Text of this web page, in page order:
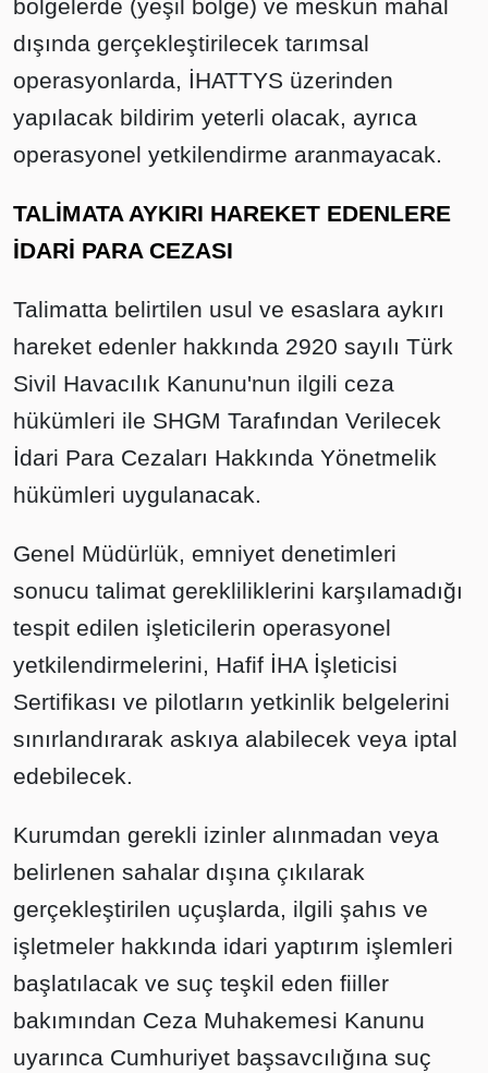
bölgelerde (yeşil bölge) ve meskun mahal
dışında gerçekleştirilecek tarımsal
operasyonlarda, İHATTYS üzerinden
yapılacak bildirim yeterli olacak, ayrıca
operasyonel yetkilendirme aranmayacak.
TALİMATA AYKIRI HAREKET EDENLERE
İDARİ PARA CEZASI
Talimatta belirtilen usul ve esaslara aykırı
hareket edenler hakkında 2920 sayılı Türk
Sivil Havacılık Kanunu'nun ilgili ceza
hükümleri ile SHGM Tarafından Verilecek
İdari Para Cezaları Hakkında Yönetmelik
hükümleri uygulanacak.
Genel Müdürlük, emniyet denetimleri
sonucu talimat gerekliliklerini karşılamadığı
tespit edilen işleticilerin operasyonel
yetkilendirmelerini, Hafif İHA İşleticisi
Sertifikası ve pilotların yetkinlik belgelerini
sınırlandırarak askıya alabilecek veya iptal
edebilecek.
Kurumdan gerekli izinler alınmadan veya
belirlenen sahalar dışına çıkılarak
gerçekleştirilen uçuşlarda, ilgili şahıs ve
işletmeler hakkında idari yaptırım işlemleri
başlatılacak ve suç teşkil eden fiiller
bakımından Ceza Muhakemesi Kanunu
uyarınca Cumhuriyet başsavcılığına suç